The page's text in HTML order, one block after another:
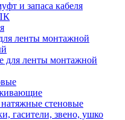
и запаса кабеля
ленты монтажной
для ленты монтажной
стеновые
гасители, звено, ушко